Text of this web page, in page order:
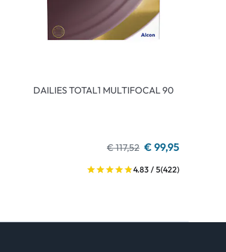
DAILIES TOTAL1 MULTIFOCAL 90
€ 117,52 € 99,95
4.83 / 5(422)